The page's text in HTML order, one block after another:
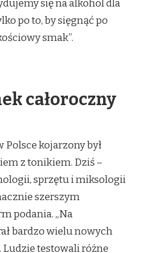
się na alkohol dla
po to, by sięgnąć po
smak”.
całoroczny
Polsce kojarzony był
z tonikiem. Dziś –
sprzętu i miksologii
szerszym
podania. „Na
bardzo wielu nowych
testowali różne